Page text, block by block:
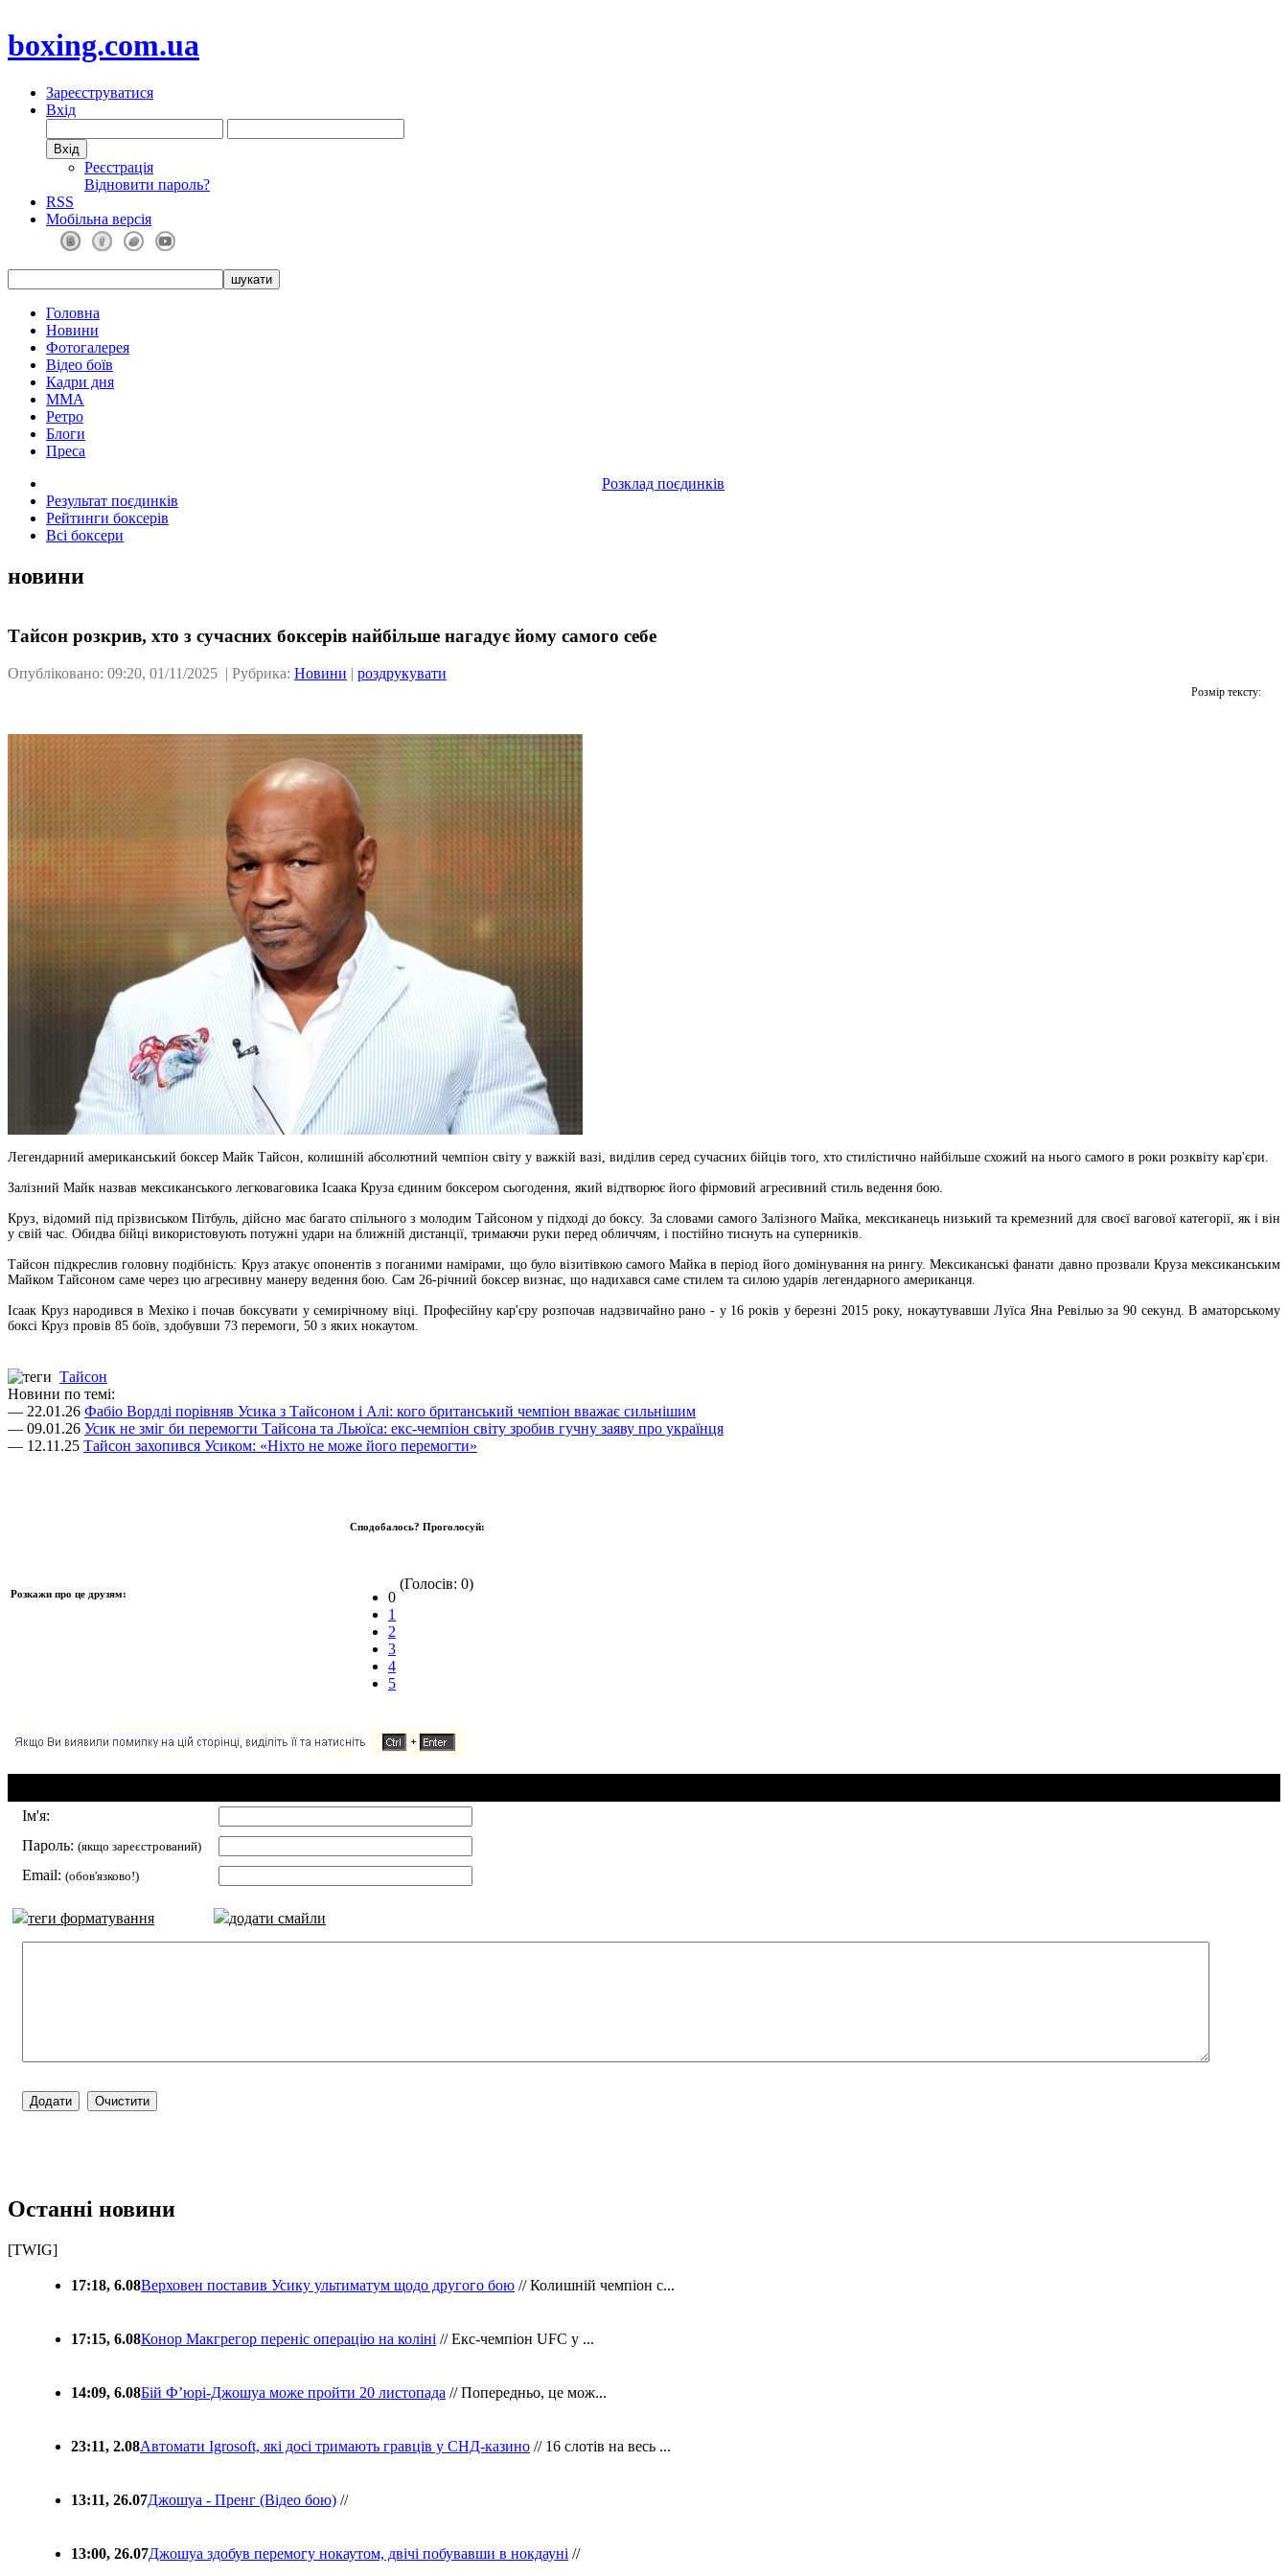
boxing.com.ua
Зареєструватися
Вхід
Реєстрація
Відновити пароль?
RSS
Мобільна версія
Головна
Новини
Фотогалерея
Відео боїв
Кадри дня
ММА
Ретро
Блоги
Преса
Розклад поєдинків
Результат поєдинків
Рейтинги боксерів
Всі боксери
новини
Тайсон розкрив, хто з сучасних боксерів найбільше нагадує йому самого себе
Опубліковано: 09:20, 01/11/2025 | Рубрика: Новини | роздрукувати
Розмір тексту:
Легендарний американський боксер Майк Тайсон, колишній абсолютний чемпіон світу у важкій вазі, виділив серед сучасних бійців того, хто стилістично найбільше схожий на нього самого в роки розквіту кар'єри.
Залізний Майк назвав мексиканського легковаговика Ісаака Круза єдиним боксером сьогодення, який відтворює його фірмовий агресивний стиль ведення бою.​​
Круз, відомий під прізвиськом Пітбуль, дійсно має багато спільного з молодим Тайсоном у підході до боксу. За словами самого Залізного Майка, мексиканець низький та кремезний для своєї вагової категорії, як і він
у свій час. Обидва бійці використовують потужні удари на ближній дистанції, тримаючи руки перед обличчям, і постійно тиснуть на суперників.​​
Тайсон підкреслив головну подібність: Круз атакує опонентів з поганими намірами, що було візитівкою самого Майка в період його домінування на рингу. Мексиканські фанати давно прозвали Круза мексиканським
Майком Тайсоном саме через цю агресивну манеру ведення бою. Сам 26-річний боксер визнає, що надихався саме стилем та силою ударів легендарного американця.​​
Ісаак Круз народився в Мехіко і почав боксувати у семирічному віці. Професійну кар'єру розпочав надзвичайно рано - у 16 років у березні 2015 року, нокаутувавши Луїса Яна Ревілью за 90 секунд. В аматорському
боксі Круз провів 85 боїв, здобувши 73 перемоги, 50 з яких нокаутом.
Тайсон
Новини по темі:
— 22.01.26 Фабіо Вордлі порівняв Усика з Тайсоном і Алі: кого британський чемпіон вважає сильнішим
— 09.01.26 Усик не зміг би перемогти Тайсона та Льюїса: екс-чемпіон світу зробив гучну заяву про українця
— 12.11.25 Тайсон захопився Усиком: «Ніхто не може його перемогти»
Розкажи про це друзям:
Сподобалось? Проголосуй:
0
1
2
3
4
5
(Голосів: 0)
Ім'я:
Пароль: (якщо зареєстрований)
Email: (обов'язково!)
теги форматування додати смайли
Останні новини
[TWIG]
17:18, 6.08Верховен поставив Усику ультиматум щодо другого бою // Колишній чемпіон с...
17:15, 6.08Конор Макгрегор переніс операцію на коліні // Екс-чемпіон UFC у ...
14:09, 6.08Бій Ф’юрі-Джошуа може пройти 20 листопада // Попередньо, це мож...
23:11, 2.08Автомати Igrosoft, які досі тримають гравців у СНД-казино // 16 слотів на весь ...
13:11, 26.07Джошуа - Пренг (Відео бою) //
13:00, 26.07Джошуа здобув перемогу нокаутом, двічі побувавши в нокдауні //